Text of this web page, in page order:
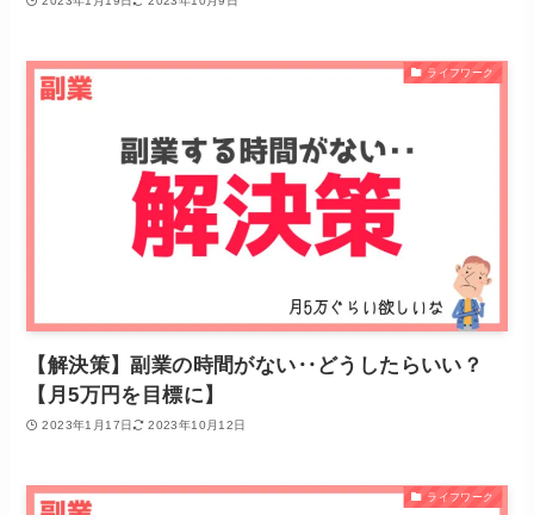
ライフワーク
【解決策】副業の時間がない‥どうしたらいい？
【月5万円を目標に】
2023年1月17日 2023年10月12日
ライフワーク